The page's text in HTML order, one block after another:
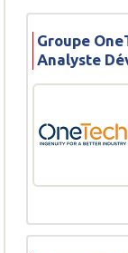
Groupe
Analyste